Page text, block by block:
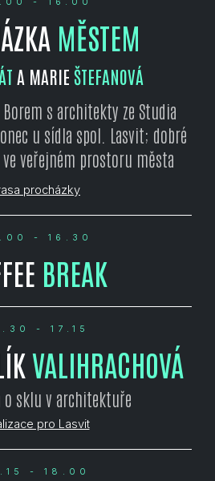
MĚSTEM
A MARIE ŠTEFANOVÁ
Borem s architekty ze Studia
u sídla spol. Lasvit; dobré
veřejném prostoru města
procházky
- 16.30
BREAK
- 17.15
VALIHRACHOVÁ
o sklu v architektuře
pro Lasvit
- 18.00